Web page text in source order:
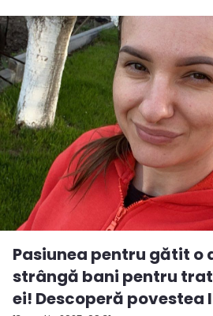
Pasiunea pentru gătit o
strângă bani pentru
ei! Descoperă povestea